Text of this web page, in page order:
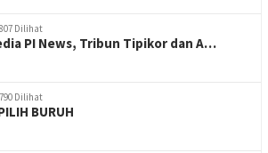
Dilihat
PI News, Tribun Tipikor dan A…
Dilihat
BURUH